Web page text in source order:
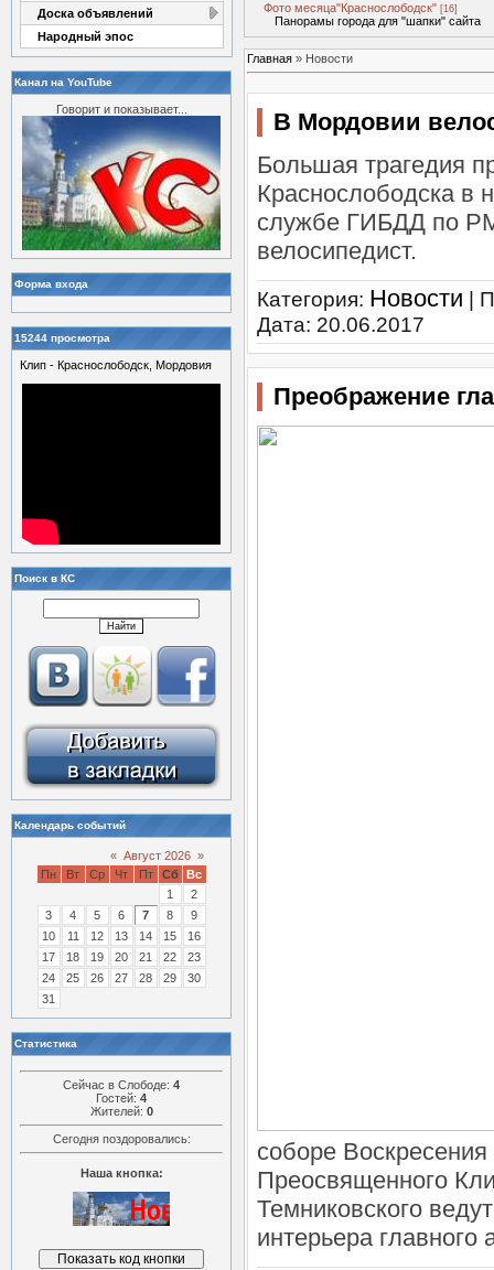
Доска объявлений
Народный эпос
Канал на YouTube
Говорит и показывает...
Форма входа
15244 просмотра
Клип - Краснослободск, Мордовия
Поиск в КС
Календарь событий
« Август 2026 »
Пн
Вт Ср Чт Пт Сб
Вс
1
2
3
4 5 6 7 8
9
10
11 12 13 14 15
16
17
18 19 20 21 22
23
24
25 26 27 28 29
30
31
Статистика
Сейчас в Слободе: 4
Гостей: 4
Жителей: 0
Сегодня поздоровались:
Наша кнопка:
Фото месяца"Краснослободск" [16]
Панорамы города для "шапки" сайта
Главная » Новости
В Мордовии
Большая трагедия
Краснослободска в
службе ГИБДД по
велосипедист.
Категория: Новости |
Дата: 20.06.2017
Преображение
соборе
Преосвященного
Темниковского
интерьера главного